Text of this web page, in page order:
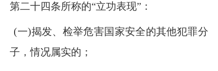
第二十四条所称的“立功表现”：
(一)揭发、检举危害国家安全的其他犯罪分
子，情况属实的；